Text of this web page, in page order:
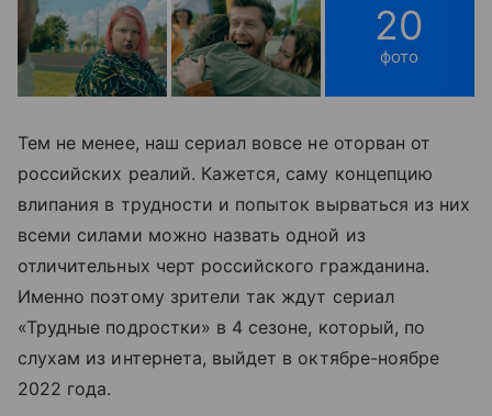
20
фото
Тем не менее, наш сериал вовсе не оторван от
российских реалий. Кажется, саму концепцию
влипания в трудности и попыток вырваться из них
всеми силами можно назвать одной из
отличительных черт российского гражданина.
Именно поэтому зрители так ждут сериал
«Трудные подростки» в 4 сезоне, который, по
слухам из интернета, выйдет в октябре-ноябре
2022 года.